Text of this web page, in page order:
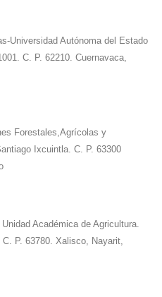
Universidad Autónoma del Estado
C. P. 62210. Cuernavaca,
Forestales,Agrícolas y
Ixcuintla. C. P. 63300
Académica de Agricultura.
P. 63780. Xalisco, Nayarit,